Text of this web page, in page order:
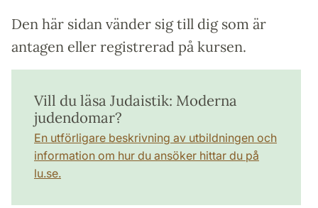
Den här sidan vänder sig till dig som är
antagen eller registrerad på kursen.
Vill du läsa Judaistik: Moderna
judendomar?
En utförligare beskrivning av utbildningen och
information om hur du ansöker hittar du på
lu.se.